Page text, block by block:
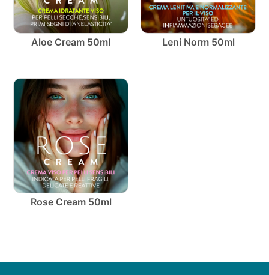
Aloe Cream 50ml Leni Norm 50ml
Rose Cream 50ml